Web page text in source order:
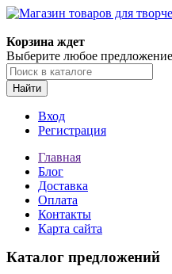
Корзина ждет
Выберите любое предложение
Найти
Вход
Регистрация
Главная
Блог
Доставка
Оплата
Контакты
Карта сайта
Каталог предложений